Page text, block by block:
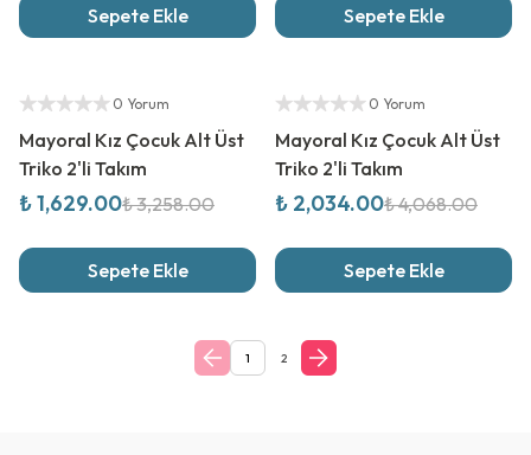
Sepete Ekle Sepete Ekle
Yetkili Satıcı
0 Yorum
Mayoral Kız Çocuk Alt Üst
Triko 2'li Takım
₺ 1,629.00₺ 3,258.00
Sepete Ekle
Yetkili Satıcı
0 Yorum
Mayoral Kız Çocuk Alt Üst
Triko 2'li Takım
₺ 2,034.00₺ 4,068.00
Sepete Ekle
1 2